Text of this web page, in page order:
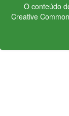
O conteúdo
Creative